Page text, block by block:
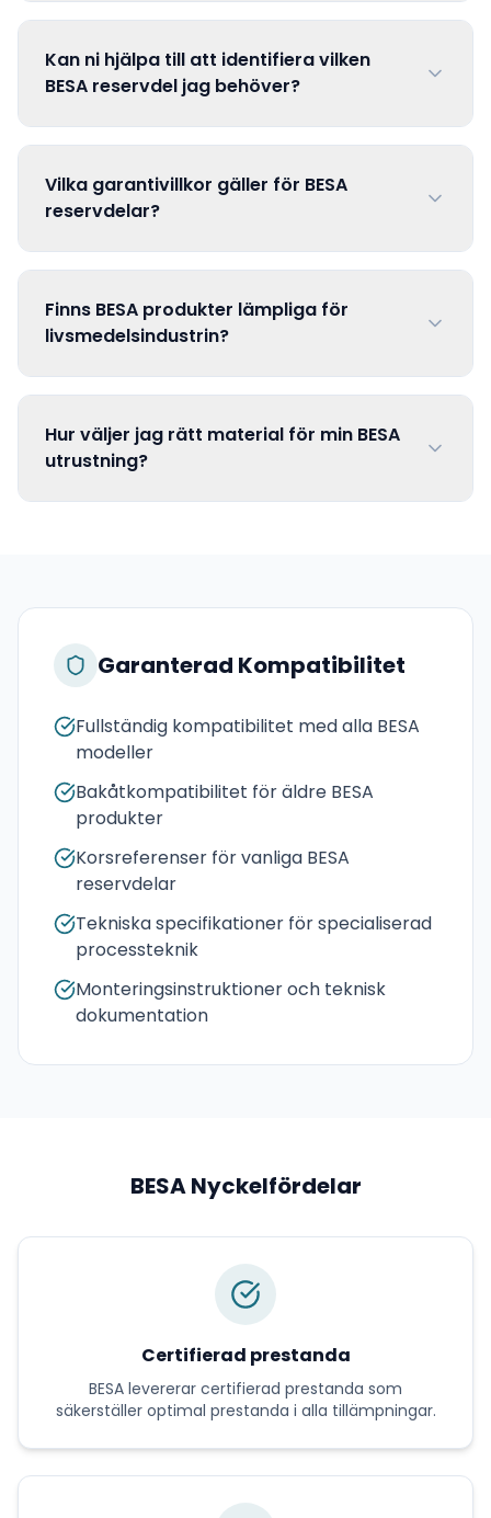
Kan ni hjälpa till att identifiera vilken
BESA reservdel jag behöver?
Vilka garantivillkor gäller för BESA
reservdelar?
Finns BESA produkter lämpliga för
livsmedelsindustrin?
Hur väljer jag rätt material för min BESA
utrustning?
Garanterad Kompatibilitet
Fullständig kompatibilitet med alla BESA
modeller
Bakåtkompatibilitet för äldre BESA
produkter
Korsreferenser för vanliga BESA
reservdelar
Tekniska specifikationer för specialiserad
processteknik
Monteringsinstruktioner och teknisk
dokumentation
BESANyckelfördelar
Certifierad prestanda
BESA levererar certifierad prestanda som
säkerställer optimal prestanda i alla tillämpningar.